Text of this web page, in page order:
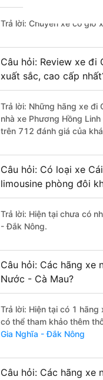
Trả lời: Chuyến xe có giờ
Câu hỏi: Review xe
xuất sắc, cao cấp
Trả lời: Những hãng xe đi
nhà xe Phương Hồng
trên 712 đánh giá của
Câu hỏi: Có loại xe
limousine phòng đôi
Trả lời: Hiện tại chưa có
- Đắk Nông.
Câu hỏi: Các hãng xe
Nước - Cà Mau?
Trả lời: Hiện tại có 1
có thể tham khảo thêm
Gia Nghĩa - Đắk Nông
Câu hỏi: Các hãng